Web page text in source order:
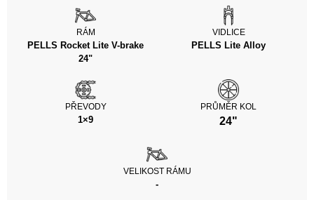
RÁM
PELLS Rocket Lite V-brake
24"
VIDLICE
PELLS Lite Alloy
PŘEVODY
1×9
PRŮMĚR KOL
24"
VELIKOST RÁMU
-